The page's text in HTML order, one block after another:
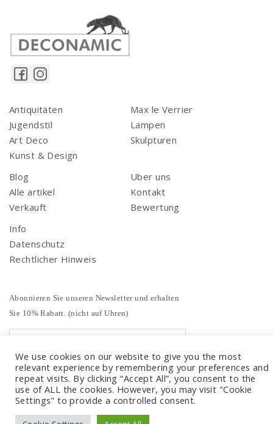
Antiquitäten
Jugendstil
Art Deco
Kunst & Design
Max le Verrier
Lampen
Skulpturen
Blog
Alle artikel
Verkauft
Uber uns
Kontakt
Bewertung
Info
Datenschutz
Rechtlicher Hinweis
Abonnieren Sie unseren Newsletter und erhalten
Sie 10% Rabatt. (nicht auf Uhren)
We use cookies on our website to give you the most
relevant experience by remembering your preferences and
repeat visits. By clicking “Accept All”, you consent to the
use of ALL the cookies. However, you may visit "Cookie
Settings" to provide a controlled consent.